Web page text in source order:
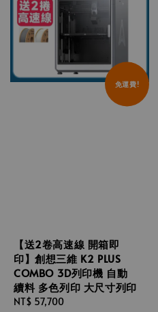
免運費!
【送2卷高速線 開箱即
印】創想三維 K2 PLUS
COMBO 3D列印機 自動
續料 多色列印 大尺寸列印
Regular
NT$ 57,700